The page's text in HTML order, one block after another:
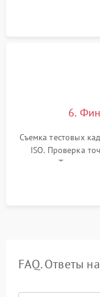
6.
Съемка тестовых
ISO. Проверка
мишени. Тест
вспышки,
FAQ. Ответы